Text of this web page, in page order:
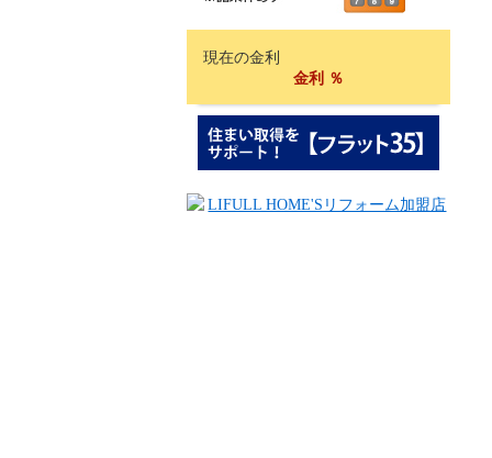
現在の金利
金利 ％